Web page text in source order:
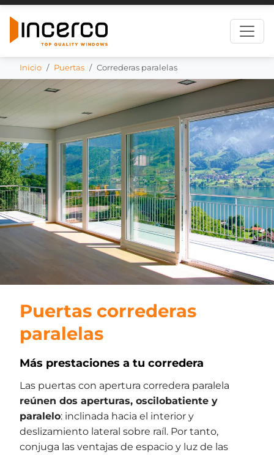
Inicio Puertas Correderas paralelas
Puertas correderas
paralelas
Más prestaciones a tu corredera
Las puertas con apertura corredera paralela
reúnen dos aperturas, oscilobatiente y
paralelo: inclinada hacia el interior y
deslizamiento lateral sobre raíl. Por tanto,
conjuga las ventajas de espacio y luz de las